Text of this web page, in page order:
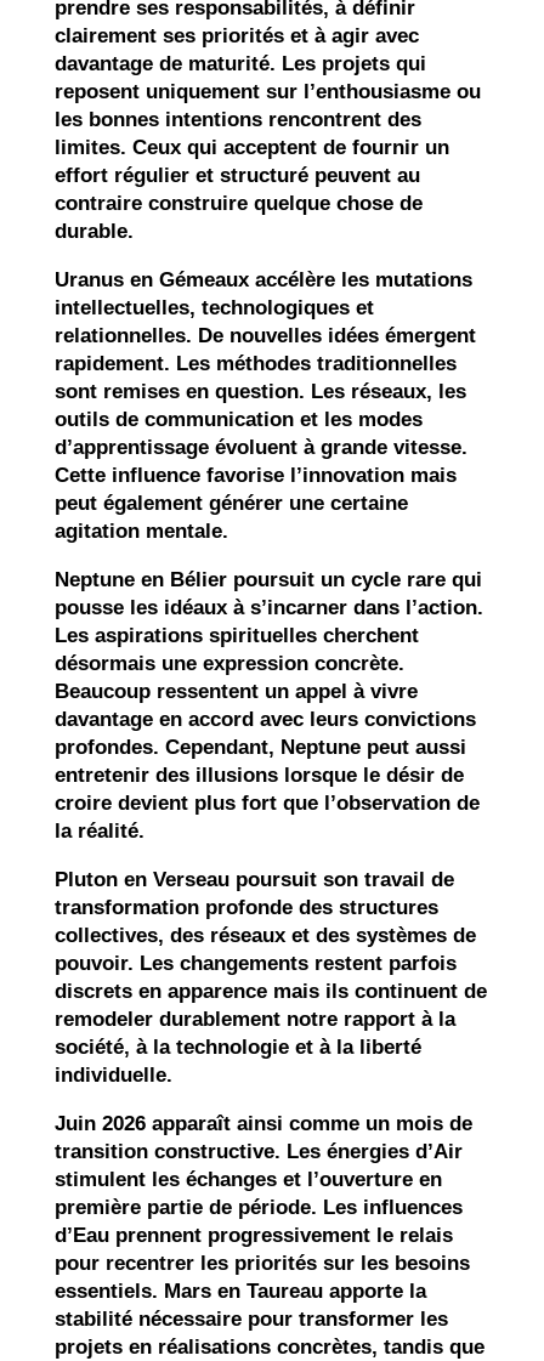
prendre ses responsabilités, à définir
clairement ses priorités et à agir avec
davantage de maturité. Les projets qui
reposent uniquement sur l’enthousiasme ou
les bonnes intentions rencontrent des
limites. Ceux qui acceptent de fournir un
effort régulier et structuré peuvent au
contraire construire quelque chose de
durable.
Uranus en Gémeaux accélère les mutations
intellectuelles, technologiques et
relationnelles. De nouvelles idées émergent
rapidement. Les méthodes traditionnelles
sont remises en question. Les réseaux, les
outils de communication et les modes
d’apprentissage évoluent à grande vitesse.
Cette influence favorise l’innovation mais
peut également générer une certaine
agitation mentale.
Neptune en Bélier poursuit un cycle rare qui
pousse les idéaux à s’incarner dans l’action.
Les aspirations spirituelles cherchent
désormais une expression concrète.
Beaucoup ressentent un appel à vivre
davantage en accord avec leurs convictions
profondes. Cependant, Neptune peut aussi
entretenir des illusions lorsque le désir de
croire devient plus fort que l’observation de
la réalité.
Pluton en Verseau poursuit son travail de
transformation profonde des structures
collectives, des réseaux et des systèmes de
pouvoir. Les changements restent parfois
discrets en apparence mais ils continuent de
remodeler durablement notre rapport à la
société, à la technologie et à la liberté
individuelle.
Juin 2026 apparaît ainsi comme un mois de
transition constructive. Les énergies d’Air
stimulent les échanges et l’ouverture en
première partie de période. Les influences
d’Eau prennent progressivement le relais
pour recentrer les priorités sur les besoins
essentiels. Mars en Taureau apporte la
stabilité nécessaire pour transformer les
projets en réalisations concrètes, tandis que